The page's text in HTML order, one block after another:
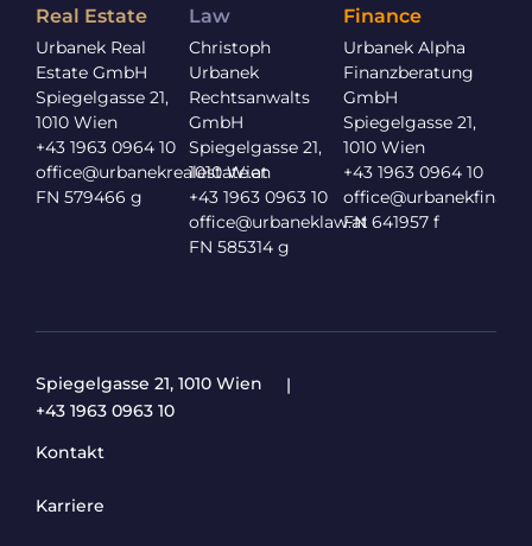
Real Estate
Urbanek Real
Estate GmbH
Spiegelgasse 21,
1010 Wien
+43 1963 0964 10
office@urbanekrealestate.at
FN 579466 g
Law
Christoph
Urbanek
Rechtsanwalts
GmbH
Spiegelgasse 21,
1010 Wien
+43 1963 0963 10
office@urbaneklaw.at
FN 585314 g
Finance
Urbanek Alpha
Finanzberatung
GmbH
Spiegelgasse 21,
1010 Wien
+43 1963 0964 10
FN 641957 f
Spiegelgasse 21, 1010 Wien
+43 1963 0963 10
Kontakt
Karriere